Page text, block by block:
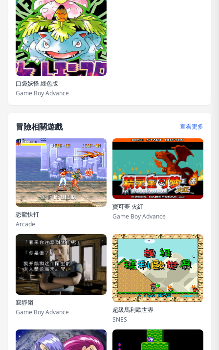
口袋妖怪 綠色版
Game Boy Advance
冒險相關遊戲 查看更多
恐龍快打
Arcade
寶可夢 火紅
Game Boy Advance
寂靜嶺
Game Boy Advance
超級馬利歐世界
SNES